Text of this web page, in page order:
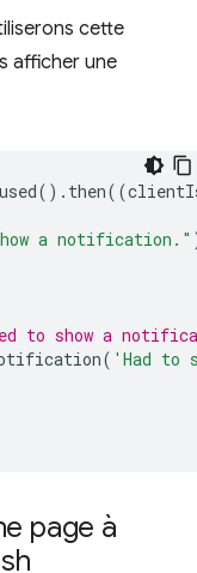
cette
afficher une
(). then((
a notification."
to show a
( 'Had to
page à